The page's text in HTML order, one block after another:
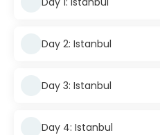
Day 2: Istanbul
Day 3: Istanbul
Day 4: Istanbul